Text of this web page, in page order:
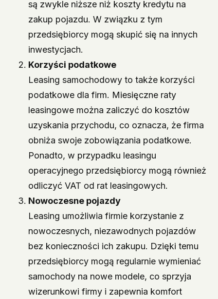
są zwykle niższe niż koszty kredytu na
zakup pojazdu. W związku z tym
przedsiębiorcy mogą skupić się na innych
inwestycjach.
Korzyści podatkowe
Leasing samochodowy to także korzyści
podatkowe dla firm. Miesięczne raty
leasingowe można zaliczyć do kosztów
uzyskania przychodu, co oznacza, że firma
obniża swoje zobowiązania podatkowe.
Ponadto, w przypadku leasingu
operacyjnego przedsiębiorcy mogą również
odliczyć VAT od rat leasingowych.
Nowoczesne pojazdy
Leasing umożliwia firmie korzystanie z
nowoczesnych, niezawodnych pojazdów
bez konieczności ich zakupu. Dzięki temu
przedsiębiorcy mogą regularnie wymieniać
samochody na nowe modele, co sprzyja
wizerunkowi firmy i zapewnia komfort